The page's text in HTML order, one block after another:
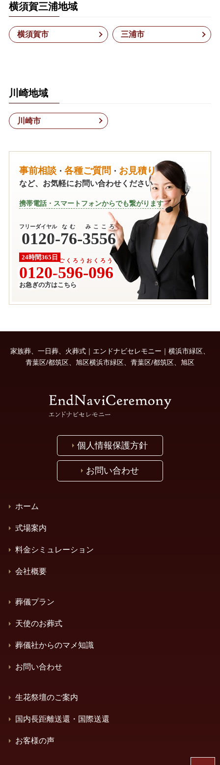
横須賀三浦地域
横須賀市 三浦市
川崎地域
川崎市
事前相談 ・ 各種ご質問 ・ お見積り
など、お気軽にお問い合わせください
携帯電話・スマートフォンからでも繋がります
0120
フリーダイヤル
-76-3556
なむ みこころ
24時間365日
0120-596-096
ごくろうおくろう
お急ぎの方はこちら
家族葬、一日葬、火葬式｜エンドナビセレモニー｜横浜市緑区、
青葉区/都筑区、旭区横浜市緑区、青葉区/都筑区、旭区
個人情報保護方針
お問い合わせ
ホーム
式場案内
料金シミュレーション
会社概要
葬儀プラン
天使のお葬式
葬儀社からのマメ知識
お問い合わせ
生花祭壇のご案内
国内長距離送還・国際送還
お客様の声